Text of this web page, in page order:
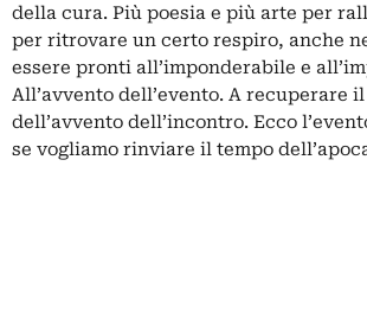
della cura. Più poesia e più arte per
per ritrovare un certo respiro, anche
essere pronti all’imponderabile e
All’avvento dell’evento. A recuperare
dell’avvento dell’incontro. Ecco
se vogliamo rinviare il tempo